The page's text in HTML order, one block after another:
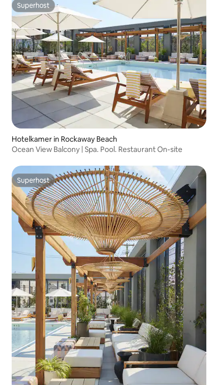
Superhost
Superhost
Hotelkamer in Rockaway Beach
Ocean View Balcony | Spa. Pool. Restaurant On-site
Superhost
Superhost